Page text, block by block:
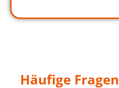
Häufige Fragen